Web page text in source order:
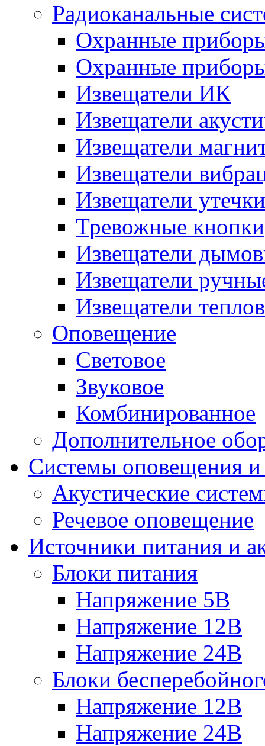
Радиоканальные
Охранные
Охранные
Извещатели ИК
Извещатели
Извещатели
Извещатели
Извещатели утечки
Тревожные кнопки
Извещатели
Извещатели
Извещатели
Оповещение
Световое
Звуковое
Комбинированное
Дополнительное
Системы оповещения и
Акустические
Речевое оповещение
Источники питания и
Блоки питания
Напряжение 5В
Напряжение 12В
Напряжение 24В
Блоки
Напряжение 12В
Напряжение 24В